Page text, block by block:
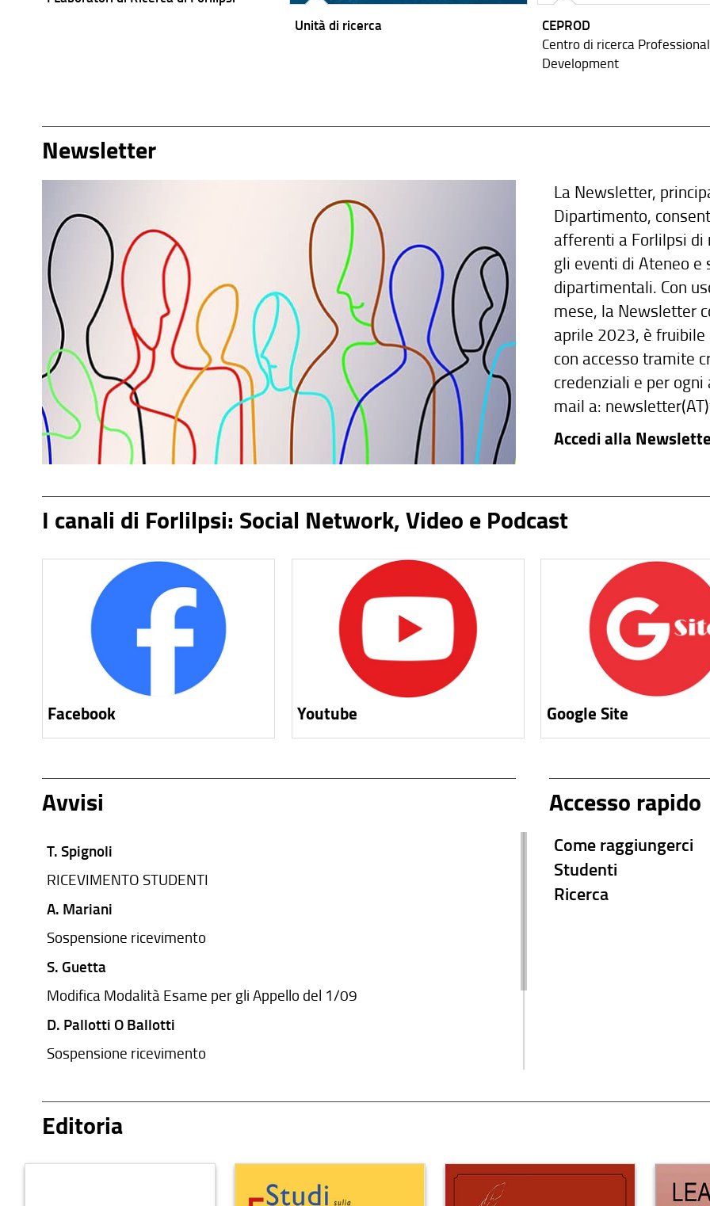
Unità di ricerca
CEPROD
Centro di ricerca Professional
Development
Newsletter
La Newsletter,
Dipartimento,
afferenti a Forlilpsi di
gli eventi di Ateneo
dipartimentali. Con
mese, la Newsletter
aprile 2023, è
con accesso tramite
credenziali e per
mail a:
Accedi alla
I canali di Forlilpsi: Social Network, Video e Podcast
Facebook Youtube Google Site
Avvisi
T. Spignoli
RICEVIMENTO STUDENTI
A. Mariani
Sospensione ricevimento
S. Guetta
Modifica Modalità Esame per gli Appello del 1/09
D. Pallotti O Ballotti
Sospensione ricevimento
F. Togni
Ricevimento - Per prenotare un appuntamento
Accesso rapido
Come raggiungerci
Studenti
Ricerca
Editoria